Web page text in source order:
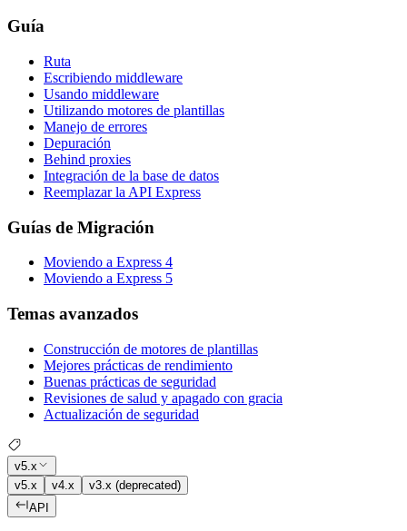
Guía
Ruta
Escribiendo middleware
Usando middleware
Utilizando motores de plantillas
Manejo de errores
Depuración
Behind proxies
Integración de la base de datos
Reemplazar la API Express
Guías de Migración
Moviendo a Express 4
Moviendo a Express 5
Temas avanzados
Construcción de motores de plantillas
Mejores prácticas de rendimiento
Buenas prácticas de seguridad
Revisiones de salud y apagado con gracia
Actualización de seguridad
v5.x
v5.x
v4.x
v3.x (deprecated)
API